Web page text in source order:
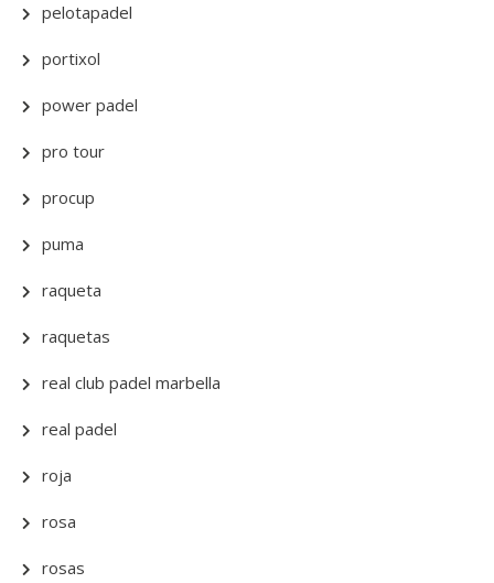
pelotapadel
portixol
power padel
pro tour
procup
puma
raqueta
raquetas
real club padel marbella
real padel
roja
rosa
rosas